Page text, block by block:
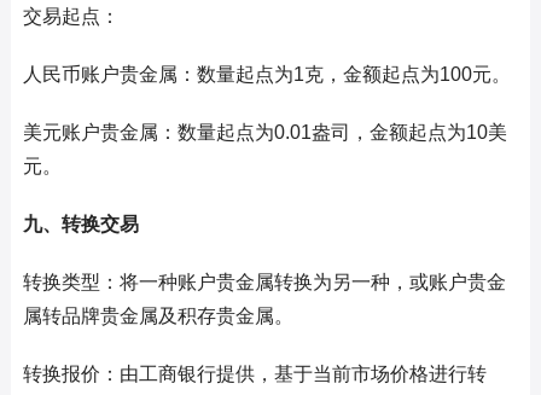
交易起点：
人民币账户贵金属：数量起点为1克，金额起点为100元。
美元账户贵金属：数量起点为0.01盎司，金额起点为10美
元。
九、转换交易
转换类型：将一种账户贵金属转换为另一种，或账户贵金
属转品牌贵金属及积存贵金属。
转换报价：由工商银行提供，基于当前市场价格进行转